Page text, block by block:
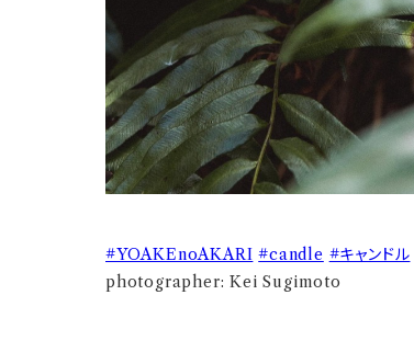
#YOAKEnoAKARI #candle #キャンドル
photographer: Kei Sugimoto